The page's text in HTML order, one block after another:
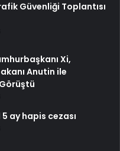
Güvenliği Toplantısı
Xi,
Anutin ile
5 ay hapis cezası